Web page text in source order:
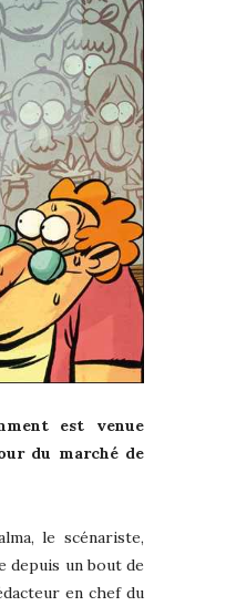
est venue
du marché de
le scénariste,
depuis un bout de
en chef du